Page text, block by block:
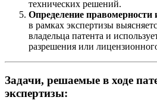
технических решений.
Определение правомерности
в рамках экспертизы
владельца патента и
разрешения или
Задачи, решаемые в ходе
экспертизы: